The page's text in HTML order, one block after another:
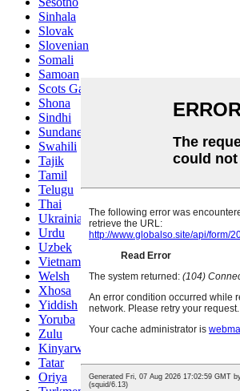
Sinhala
Slovak
Slovenian
Somali
Samoan
Scots Gaelic
Shona
Sindhi
Sundanese
Swahili
Tajik
Tamil
Telugu
Thai
Ukrainian
Urdu
Uzbek
Vietnamese
Welsh
Xhosa
Yiddish
Yoruba
Zulu
Kinyarwanda
Tatar
Oriya